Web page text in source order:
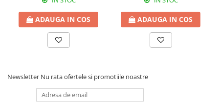
ADAUGA IN COS ADAUGA IN COS
Newsletter Nu rata ofertele si promotiile noastre